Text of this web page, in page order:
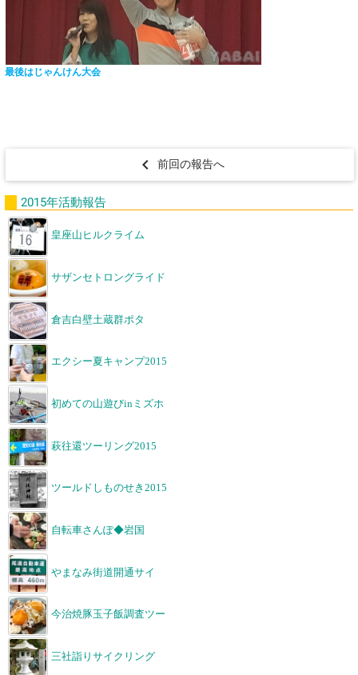
最後はじゃんけん大会
前回の報告へ
2015年活動報告
皇座山ヒルクライム
サザンセトロングライド
倉吉白壁土蔵群ポタ
エクシー夏キャンプ2015
初めての山遊びinミズホ
萩往還ツーリング2015
ツールドしものせき2015
自転車さんぽ◆岩国
やまなみ街道開通サイ
今治焼豚玉子飯調査ツー
三社詣りサイクリング